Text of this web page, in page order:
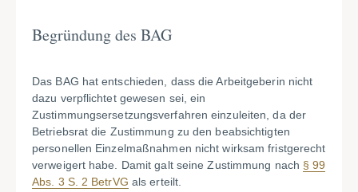
Begründung des BAG
Das BAG hat entschieden, dass die Arbeitgeberin nicht
dazu verpflichtet gewesen sei, ein
Zustimmungsersetzungsverfahren einzuleiten, da der
Betriebsrat die Zustimmung zu den beabsichtigten
personellen Einzelmaßnahmen nicht wirksam fristgerecht
verweigert habe. Damit galt seine Zustimmung nach § 99
Abs. 3 S. 2 BetrVG als erteilt.